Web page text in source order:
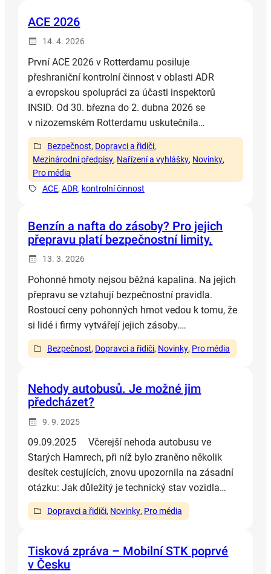
ACE 2026
14. 4. 2026
První ACE 2026 v Rotterdamu posiluje
přeshraniční kontrolní činnost v oblasti ADR
a evropskou spolupráci za účasti inspektorů
INSID. Od 30. března do 2. dubna 2026 se
v nizozemském Rotterdamu uskutečnila…
Bezpečnost, Dopravci a řidiči,
Mezinárodní předpisy, Nařízení a vyhlášky, Novinky,
Pro média
ACE, ADR, kontrolní činnost
Benzín a nafta do zásoby? Pro jejich
přepravu platí bezpečnostní limity.
13. 3. 2026
Pohonné hmoty nejsou běžná kapalina. Na jejich
přepravu se vztahují bezpečnostní pravidla.
Rostoucí ceny pohonných hmot vedou k tomu, že
si lidé i firmy vytvářejí jejich zásoby.…
Bezpečnost, Dopravci a řidiči, Novinky, Pro média
Nehody autobusů. Je možné jim
předcházet?
9. 9. 2025
09.09.2025 Včerejší nehoda autobusu ve
Starých Hamrech, při níž bylo zraněno několik
desítek cestujících, znovu upozornila na zásadní
otázku: Jak důležitý je technický stav vozidla…
Dopravci a řidiči, Novinky, Pro média
Tisková zpráva – Mobilní STK poprvé
v Česku